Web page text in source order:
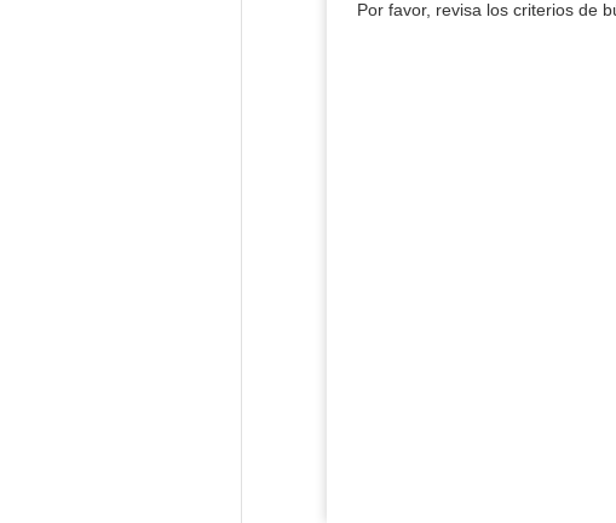
Por favor, revisa los criterios de